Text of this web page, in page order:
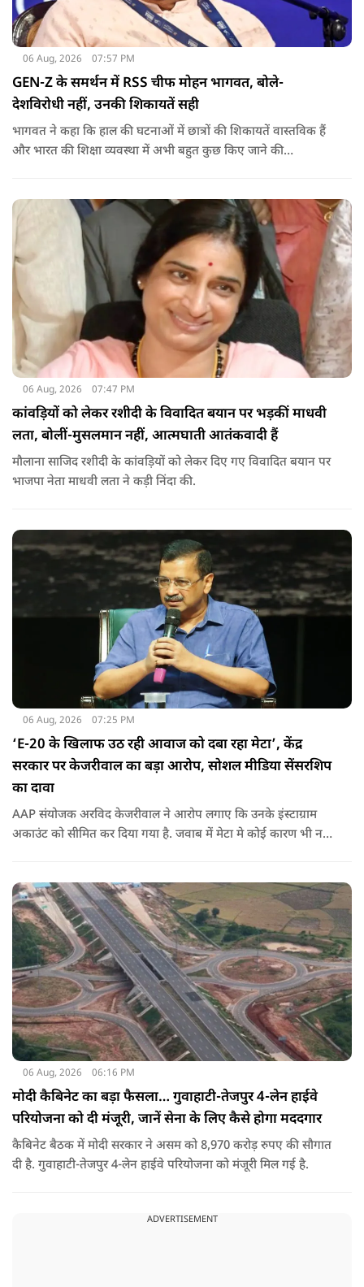
06 Aug, 2026 07:57 PM
GEN-Z के समर्थन में RSS चीफ मोहन भागवत, बोले-
देशविरोधी नहीं, उनकी शिकायतें सही
भागवत ने कहा कि हाल की घटनाओं में छात्रों की शिकायतें वास्तविक हैं
और भारत की शिक्षा व्यवस्था में अभी बहुत कुछ किए जाने की
06 Aug, 2026 07:47 PM
कांवड़ियों को लेकर रशीदी के विवादित बयान पर भड़कीं माधवी
लता, बोलीं-मुसलमान नहीं, आत्मघाती आतंकवादी हैं
मौलाना साजिद रशीदी के कांवड़ियों को लेकर दिए गए विवादित बयान पर
भाजपा नेता माधवी लता ने कड़ी निंदा की.
06 Aug, 2026 07:25 PM
‘E-20 के खिलाफ उठ रही आवाज को दबा रहा मेटा’, केंद्र
सरकार पर केजरीवाल का बड़ा आरोप, सोशल मीडिया सेंसरशिप
का दावा
AAP संयोजक अरविद केजरीवाल ने आरोप लगाए कि उनके इंस्टाग्राम
अकाउंट को सीमित कर दिया गया है. जवाब में मेटा मे कोई कारण भी नहीं
06 Aug, 2026 06:16 PM
मोदी कैबिनेट का बड़ा फैसला… गुवाहाटी-तेजपुर 4-लेन हाईवे
परियोजना को दी मंजूरी, जानें सेना के लिए कैसे होगा मददगार
कैबिनेट बैठक में मोदी सरकार ने असम को 8,970 करोड़ रुपए की सौगात
दी है. गुवाहाटी-तेजपुर 4-लेन हाईवे परियोजना को मंजूरी मिल गई है.
ADVERTISEMENT